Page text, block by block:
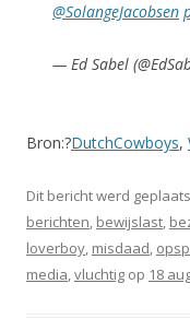
@SolangeJacobsen
— Ed Sabel
Bron:?DutchCowboys,
Dit bericht werd
berichten, bewijslast,
loverboy, misdaad,
media,vluchtig op 18